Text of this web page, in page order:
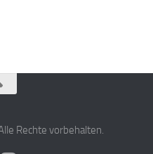
Rechte vorbehalten.